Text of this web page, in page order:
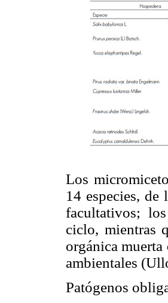
Los
14 especies,
facultativos;
ciclo, mientras
orgánica
ambientales
Patógenos